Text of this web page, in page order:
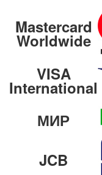
Mastercard
Worldwide
VISA
International
МИР
JCB